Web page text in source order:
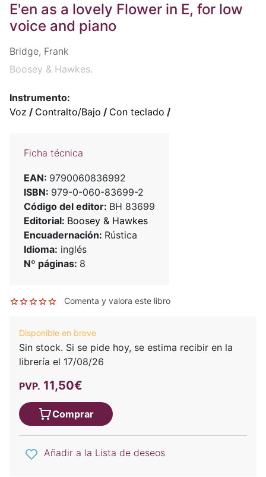
E'en as a lovely Flower in E, for low
voice and piano
Bridge, Frank
Boosey & Hawkes.
Instrumento:
Voz / Contralto/Bajo / Con teclado /
Ficha técnica
EAN: 9790060836992
ISBN: 979-0-060-83699-2
Código del editor: BH 83699
Editorial: Boosey & Hawkes
Encuadernación: Rústica
Idioma: inglés
Nº páginas: 8
Comenta y valora este libro
Disponible en breve
Sin stock. Si se pide hoy, se estima recibir en la
librería el 17/08/26
PVP. 11,50€
Comprar
Añadir a la Lista de deseos